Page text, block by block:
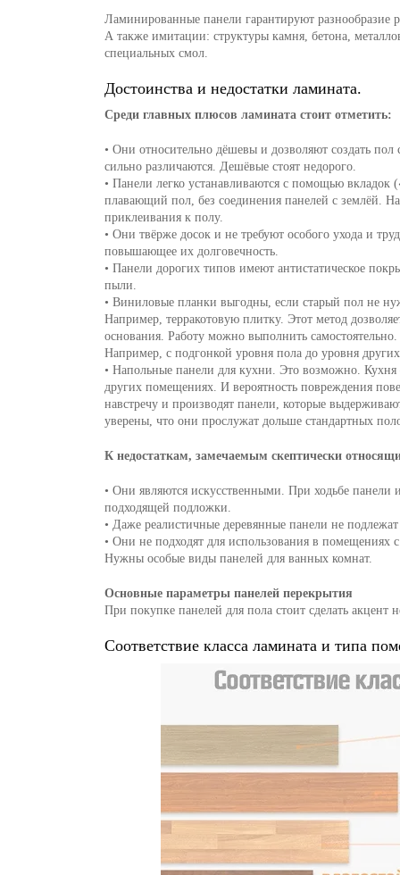
Ламинированные панели гарантируют разнообразие
А также имитации: структуры камня, бетона,
специальных смол.
Достоинства и недостатки ламината.
Среди главных плюсов ламината стоит отметить:
• Они относительно дёшевы и дозволяют создать
сильно различаются. Дешёвые стоят недорого.
• Панели легко устанавливаются с помощью вкладок
плавающий пол, без соединения панелей с землёй.
приклеивания к полу.
• Они твёрже досок и не требуют особого ухода и
повышающее их долговечность.
• Панели дорогих типов имеют антистатическое
пыли.
• Виниловые планки выгодны, если старый пол не
Например, терракотовую плитку. Этот метод
основания. Работу можно выполнить
Например, с подгонкой уровня пола до уровня
• Напольные панели для кухни. Это возможно.
других помещениях. И вероятность повреждения
навстречу и производят панели, которые
уверены, что они прослужат дольше стандартных
К недостаткам, замечаемым скептически
• Они являются искусственными. При ходьбе
подходящей подложки.
• Даже реалистичные деревянные панели не
• Они не подходят для использования в помещениях
Нужны особые виды панелей для ванных комнат.
Основные параметры панелей перекрытия
При покупке панелей для пола стоит сделать
Соответствие класса ламината и типа